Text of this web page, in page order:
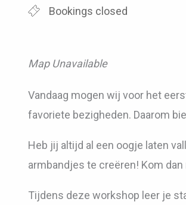
Bookings closed
Map Unavailable
Vandaag mogen wij voor het
favoriete bezigheden. Daarom
Heb jij altijd al een oogje laten
armbandjes te creëren! Kom dan
Tijdens deze workshop leer je